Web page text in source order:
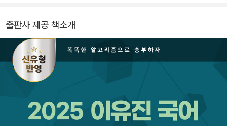
출판사 제공 책소개